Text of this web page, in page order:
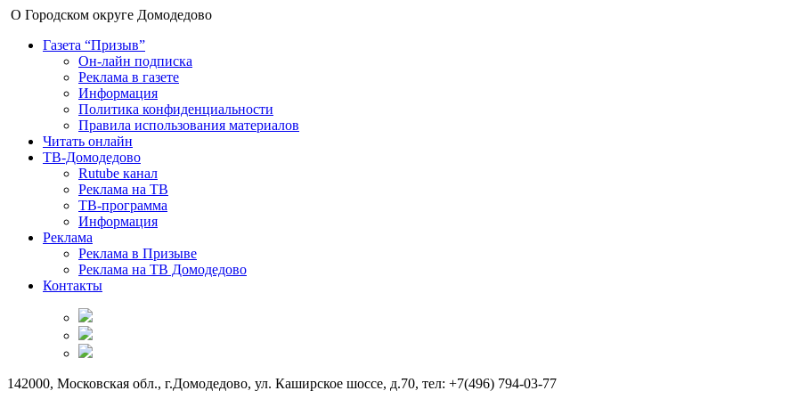
О Городском округе Домодедово
Газета “Призыв”
Он-лайн подписка
Реклама в газете
Информация
Политика конфиденциальности
Правила использования материалов
Читать онлайн
ТВ-Домодедово
Rutube канал
Реклама на ТВ
ТВ-программа
Информация
Реклама
Реклама в Призыве
Реклама на ТВ Домодедово
Контакты
142000, Московская обл., г.Домодедово, ул. Каширское шоссе, д.70, тел: +7(496) 794-03-77